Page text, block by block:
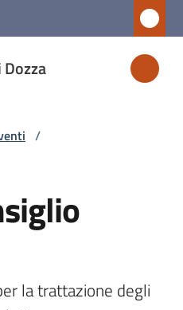
/
la trattazione degli